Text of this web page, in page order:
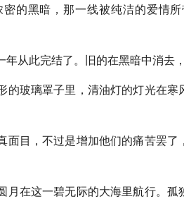
的黑暗，那一线被纯洁的爱情
从此完结了。旧的在黑暗中消去
玻璃罩子里，清油灯的灯光在寒
目，不过是增加他们的痛苦罢了
在这一碧无际的大海里航行。孤